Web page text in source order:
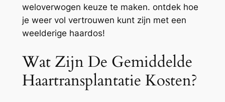
weloverwogen keuze te maken. ontdek hoe
je weer vol vertrouwen kunt zijn met een
weelderige haardos!
Wat Zijn De Gemiddelde
Haartransplantatie Kosten?